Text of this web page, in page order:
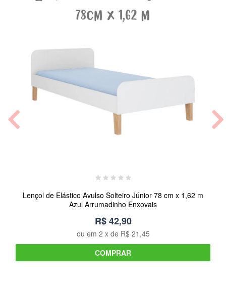
Lençol de Elástico Avulso Solteiro Júnior 78 cm x 1,62 m
Azul Arrumadinho Enxovais
R$ 42,90
ou em 2 x de R$ 21,45
COMPRAR